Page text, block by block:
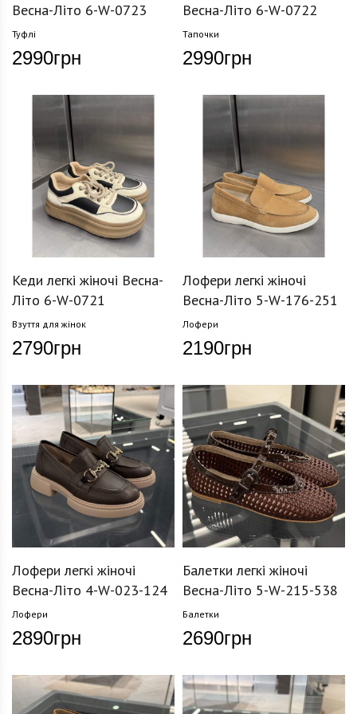
Весна-Літо 6-W-0723
Туфлі
2990грн
Весна-Літо 6-W-0722
Тапочки
2990грн
Кеди легкі жіночі Весна-
Літо 6-W-0721
Взуття для жінок
2790грн
Лофери легкі жіночі
Весна-Літо 5-W-176-251
Лофери
2190грн
Лофери легкі жіночі
Весна-Літо 4-W-023-124
Лофери
2890грн
Балетки легкі жіночі
Весна-Літо 5-W-215-538
Балетки
2690грн